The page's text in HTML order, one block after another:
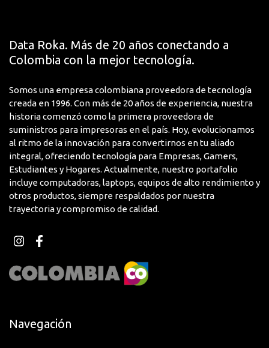
Data Roka. Más de 20 años conectando a
Colombia con la mejor tecnología.
Somos una empresa colombiana proveedora de tecnología
creada en 1996. Con más de 20 años de experiencia, nuestra
historia comenzó como la primera proveedora de
suministros para impresoras en el país. Hoy, evolucionamos
al ritmo de la innovación para convertirnos en tu aliado
integral, ofreciendo tecnología para Empresas, Gamers,
Estudiantes y Hogares. Actualmente, nuestro portafolio
incluye computadoras, laptops, equipos de alto rendimiento y
otros productos, siempre respaldados por nuestra
trayectoria y compromiso de calidad.
Navegación